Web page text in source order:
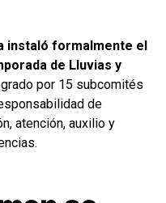
instaló formalmente el
de Lluvias y
por 15 subcomités
de
atención, auxilio y